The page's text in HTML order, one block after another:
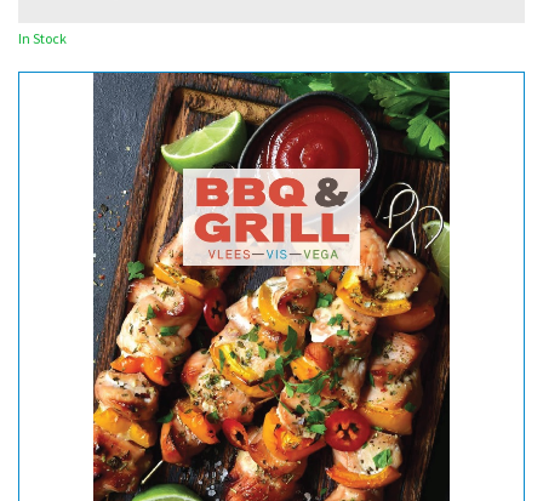
In Stock